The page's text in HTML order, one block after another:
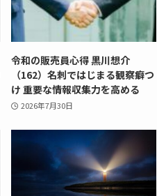
令和の販売員心得 黒川想介
（162）名刺ではじまる観察癖つ
け 重要な情報収集力を高める
2026年7月30日